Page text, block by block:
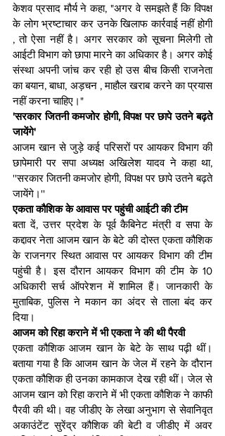
केशव प्रसाद मौर्य ने कहा, "अगर वे समझते हैं कि विपक्ष
के लोग भ्रष्टाचार कर उनके खि‍लाफ कार्रवाई नहीं होगी
, तो ऐसा नहीं है। अगर सरकार को सूचना मिलेगी तो
आईटी विभाग को छापा मारने का अधिकार है। अगर कोई
संस्था अपनी जांच कर रही हो उस बीच किसी राजनेता
का बयान, बाधा, अड़चन , माहौल खराब करने का प्रयास
नहीं करना चाहिए।"
'सरकार जितनी कमजोर होगी, विपक्ष पर छापे उतने बढ़ते
जायेंगे'
आजम खान से जुड़े कई परिसरों पर आयकर व‍िभाग की
छापेमारी पर सपा अध्‍यक्ष अखिलेश यादव ने कहा था,
''सरकार जितनी कमजोर होगी, विपक्ष पर छापे उतने बढ़ते
जायेंगे।''
एकता कौशिक के आवास पर पहुंची आईटी की टीम
बता दें, उत्तर प्रदेश के पूर्व कैबिनेट मंत्री व सपा के
कद्दावर नेता आजम खान के बेटे की दोस्त एकता कौशिक
के राजनगर स्थित आवास पर आयकर विभाग की टीम
पहुंची है। इस दौरान आयकर विभाग की टीम के 10
अधिकारी सर्च ऑपरेशन में शामिल हैं। जानकारी के
मुताबिक, पुलिस ने मकान का अंदर से ताला बंद कर
दिया।
आजम को र‍िहा कराने में भी एकता ने की थी पैरवी
एकता कौशिक आजम खान के बेटे के साथ पढ़ी थीं।
बताया गया है कि आजम खान के जेल में रहने के दौरान
एकता कौशिक ही उनका कामकाज देख रही थीं। जेल से
आजम खान को रिहा कराने में भी एकता कौशिक ने काफी
पैरवी की थी। वह जीडीए के लेखा अनुभाग से सेवानिवृत
अकाउंटेंट सुरेंद्र कौशिक की बेटी व जीडीए में अवर